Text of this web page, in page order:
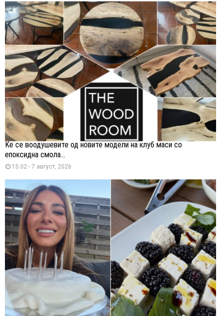
Ќе се воодушевите од новите модели на клуб маси со
епоксидна смола...
15:02 - 7 август, 2026